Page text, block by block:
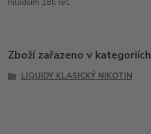
mladším 18ti let.
Zboží zařazeno v kategoriích
LIQUIDY KLASICKÝ NIKOTIN